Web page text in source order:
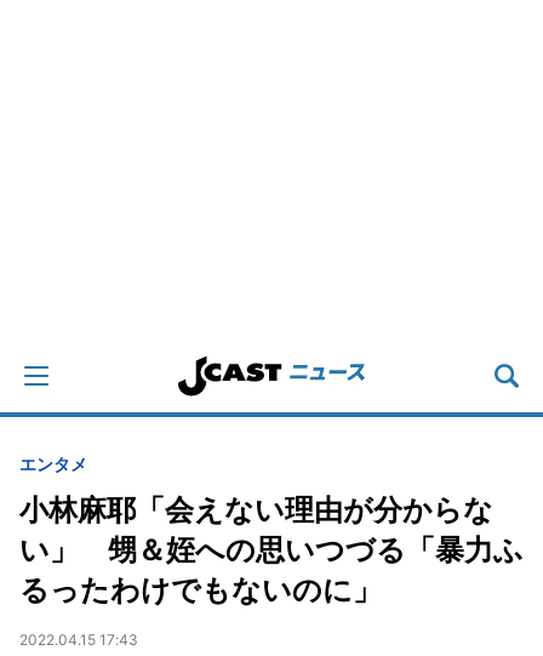
エンタメ
小林麻耶「会えない理由が分からな
い」 甥＆姪への思いつづる「暴力ふ
るったわけでもないのに」
2022.04.15 17:43